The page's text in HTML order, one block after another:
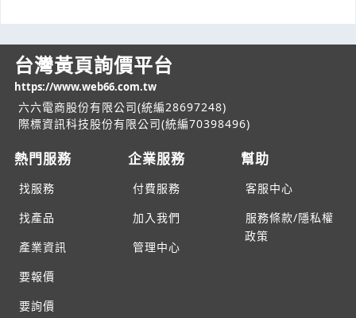
台灣黃頁詢價平台
https://www.web66.com.tw
六六電商股份有限公司(統編28697248)
際標資訊科技股份有限公司(統編70398496)
熱門服務
找服務
找產品
產業資訊
要報價
要詢價
企業服務
付費服務
加入我們
管理中心
幫助
客服中心
服務條款/隱私權
政策